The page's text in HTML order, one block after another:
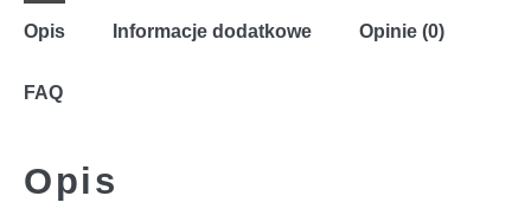
Opis Informacje dodatkowe Opinie (0)
FAQ
Opis